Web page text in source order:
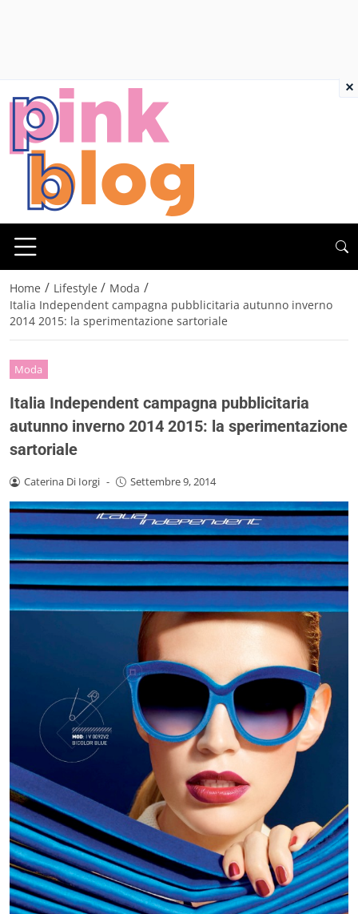
Home / Lifestyle / Moda /
Italia Independent campagna pubblicitaria autunno inverno
2014 2015: la sperimentazione sartoriale
Moda
Italia Independent campagna pubblicitaria
autunno inverno 2014 2015: la sperimentazione
sartoriale
Caterina Di Iorgi - Settembre 9, 2014
×